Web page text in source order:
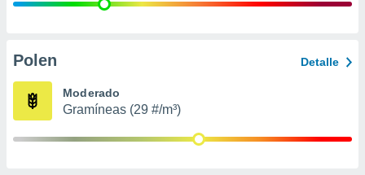
e
publicidad
Polen Detalle
Moderado
Gramíneas (29 #/m³)